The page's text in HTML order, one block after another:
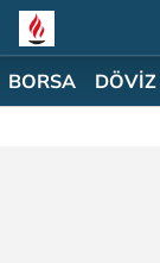
BORSA DÖVİZ